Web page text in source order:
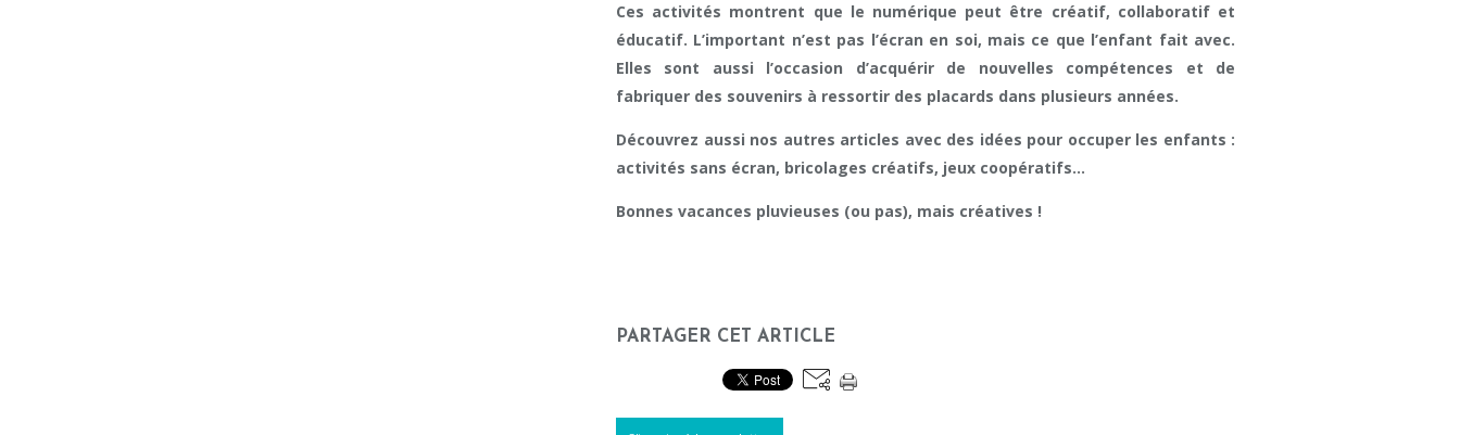
Ces activités montrent que le numérique peut être créatif, collaboratif et
éducatif. L’important n’est pas l’écran en soi, mais ce que l’enfant fait avec.
Elles sont aussi l’occasion d’acquérir de nouvelles compétences et de
fabriquer des souvenirs à ressortir des placards dans plusieurs années.
Découvrez aussi nos autres articles avec des idées pour occuper les enfants :
activités sans écran, bricolages créatifs, jeux coopératifs…
Bonnes vacances pluvieuses (ou pas), mais créatives !
PARTAGER CET ARTICLE